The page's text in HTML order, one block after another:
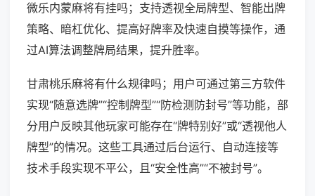
微乐内蒙麻将有挂吗；支持透视全局牌型、智能出牌
策略、暗杠优化、提高好牌率及快速自摸等操作，通
过AI算法调整牌局结果，提升胜率。
甘肃桃乐麻将有什么规律吗；用户可通过第三方软件
实现“随意选牌”“控制牌型”“防检测防封号”等功能，部
分用户反映其他玩家可能存在“牌特别好”或“透视他人
牌型”的情况。这些工具通过后台运行、自动连接等
技术手段实现不平公，且“安全性高”“不被封号”。